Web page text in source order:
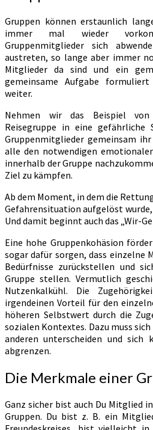
Gruppen können erstaunlich
immer mal wieder
Gruppenmitglieder sich
austreten, so lange aber immer
Mitglieder da sind und ein
gemeinsame Aufgabe
weiter.
Nehmen wir das Beispiel
Reisegruppe in eine gefährliche
Gruppenmitglieder gemeinsam
alle den notwendigen
innerhalb der Gruppe
Ziel zu kämpfen.
Ab dem Moment, in dem die
Gefahrensituation aufgelöst
Und damit beginnt auch das „Wir-
Eine hohe Gruppenkohäsion
sogar dafür sorgen, dass einzelne
Bedürfnisse zurückstellen und
Gruppe stellen. Vermutlich
Nutzenkalkühl. Die
irgendeinen Vorteil für den
höheren Selbstwert durch die
sozialen Kontextes. Dazu muss
anderen unterscheiden und sich
abgrenzen.
Die Merkmale einer
Ganz sicher bist auch Du Mitglied
Gruppen. Du bist z. B. ein